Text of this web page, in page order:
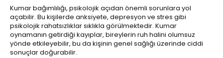
Kumar bağımlılığı, psikolojik açıdan önemli sorunlara yol
açabilir. Bu kişilerde anksiyete, depresyon ve stres gibi
psikolojik rahatsızlıklar sıklıkla görülmektedir. Kumar
oynamanın getirdiği kayıplar, bireylerin ruh halini olumsuz
yönde etkileyebilir, bu da kişinin genel sağlığı üzerinde ciddi
sonuçlar doğurabilir.